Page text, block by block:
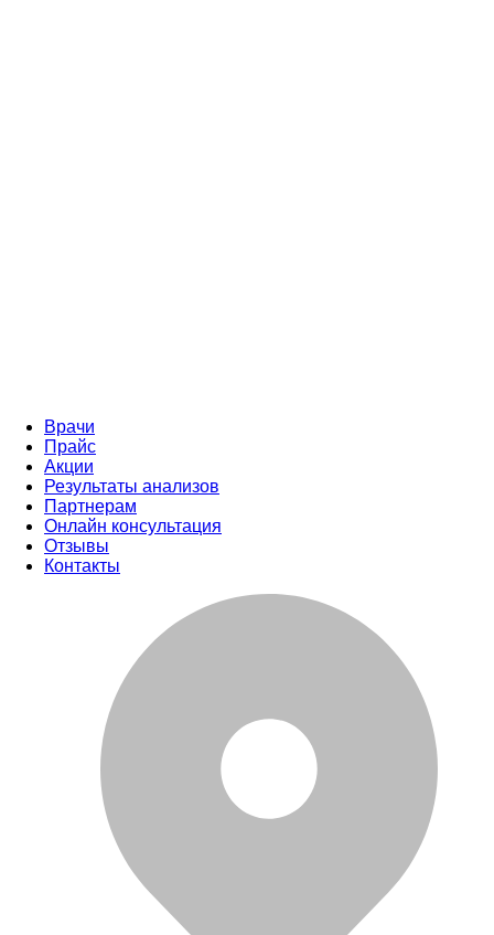
Врачи
Прайс
Акции
Результаты анализов
Партнерам
Онлайн консультация
Отзывы
Контакты